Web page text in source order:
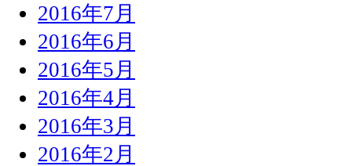
2016年7月
2016年6月
2016年5月
2016年4月
2016年3月
2016年2月